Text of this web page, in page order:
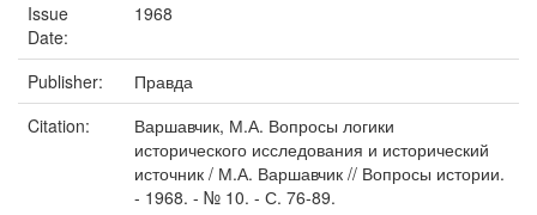
Issue
Date:
1968
Publisher:
Правда
Citation:
Варшавчик, М.А. Вопросы логики
исторического исследования и исторический
источник / М.А. Варшавчик // Вопросы истории.
- 1968. - № 10. - С. 76-89.